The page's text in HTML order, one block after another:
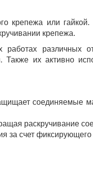
крепежа или гайкой.
крепежа.
различных
Также их активно
соединяемые
раскручивание
за счет фиксирующего